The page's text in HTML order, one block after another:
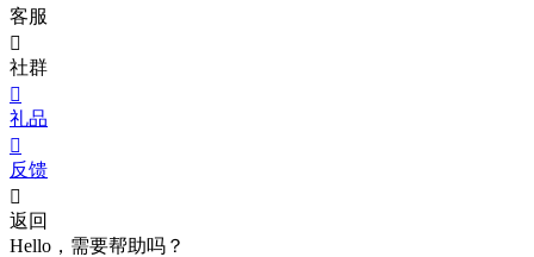
客服

社群

礼品

反馈

返回
Hello，需要帮助吗？